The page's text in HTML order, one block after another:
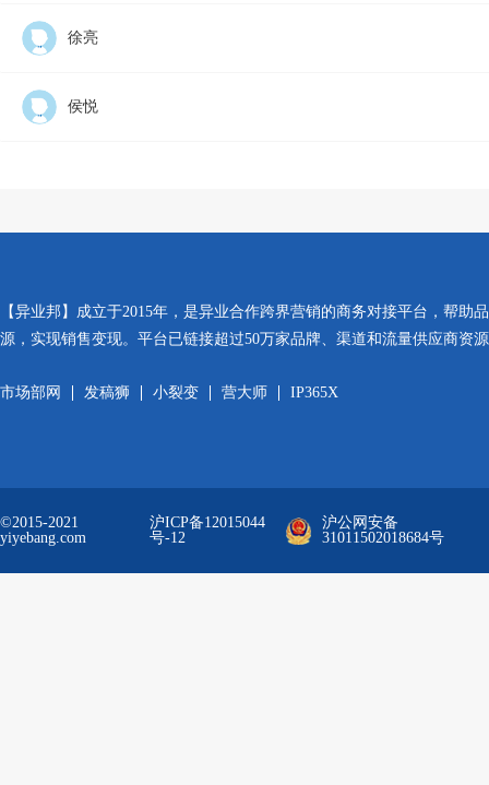
徐亮
侯悦
【异业邦】成立于2015年，是异业合作跨界营销的商务对接平台，帮助
源，实现销售变现。平台已链接超过50万家品牌、渠道和流量供应商资
市场部网 发稿狮 小裂变 营大师 IP365X
©2015-2021
yiyebang.com
沪ICP备12015044
号-12
沪公网安备
31011502018684号